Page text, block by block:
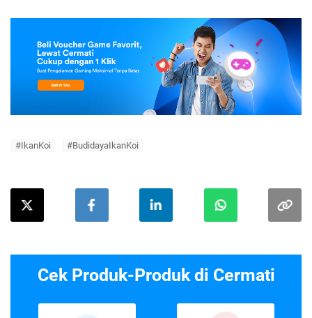
#IkanKoi #BudidayaIkanKoi
Cek Produk-Produk di Cermati